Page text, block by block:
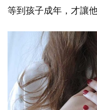
等到孩子成年，才讓